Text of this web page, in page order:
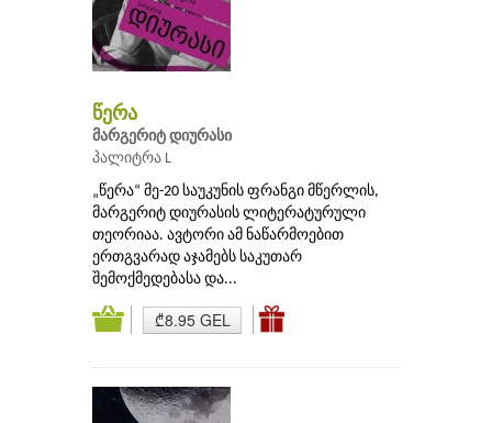
წერა
მარგერიტ დიურასი
პალიტრა L
„წერა“ მე-20 საუკუნის ფრანგი მწერლის,
მარგერიტ დიურასის ლიტერატურული
თეორიაა. ავტორი ამ ნაწარმოებით
ერთგვარად აჯამებს საკუთარ
შემოქმედებასა და...
₾8.95 GEL